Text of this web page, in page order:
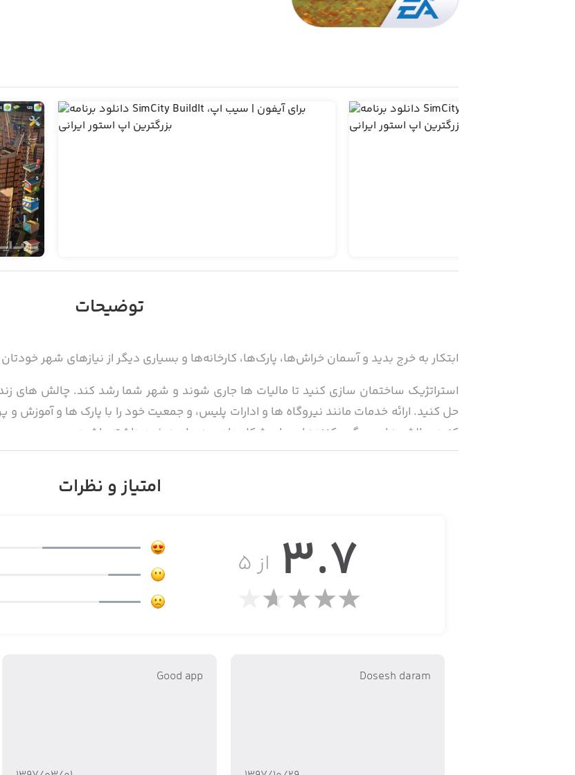
توضیحات
ابتکار به خرج بدید و آسمان خراش‌ها، پارک‌ها، کارخانه‌ها و بسیاری دیگر از نیازهای شهر خودتان
استراتژیک ساختمان سازی کنید تا مالیات ها جاری شوند و شهر شما رشد کند. چالش های
حل کنید. ارائه خدمات مانند نیروگاه ها و ادارات پلیس، و جمعیت خود را با پارک ها و آموزش
کنید. چالش های سرگرم کننده ای برای شکل دادن به جامعه خود داشته باشید.
برج ایفل و مجسمه آزادی. ورزشگاه ها را با استادیوم های ورزشی بسازید.امتیاز و نظرات
از ۵ 3.7
Dosesh daram
Good app